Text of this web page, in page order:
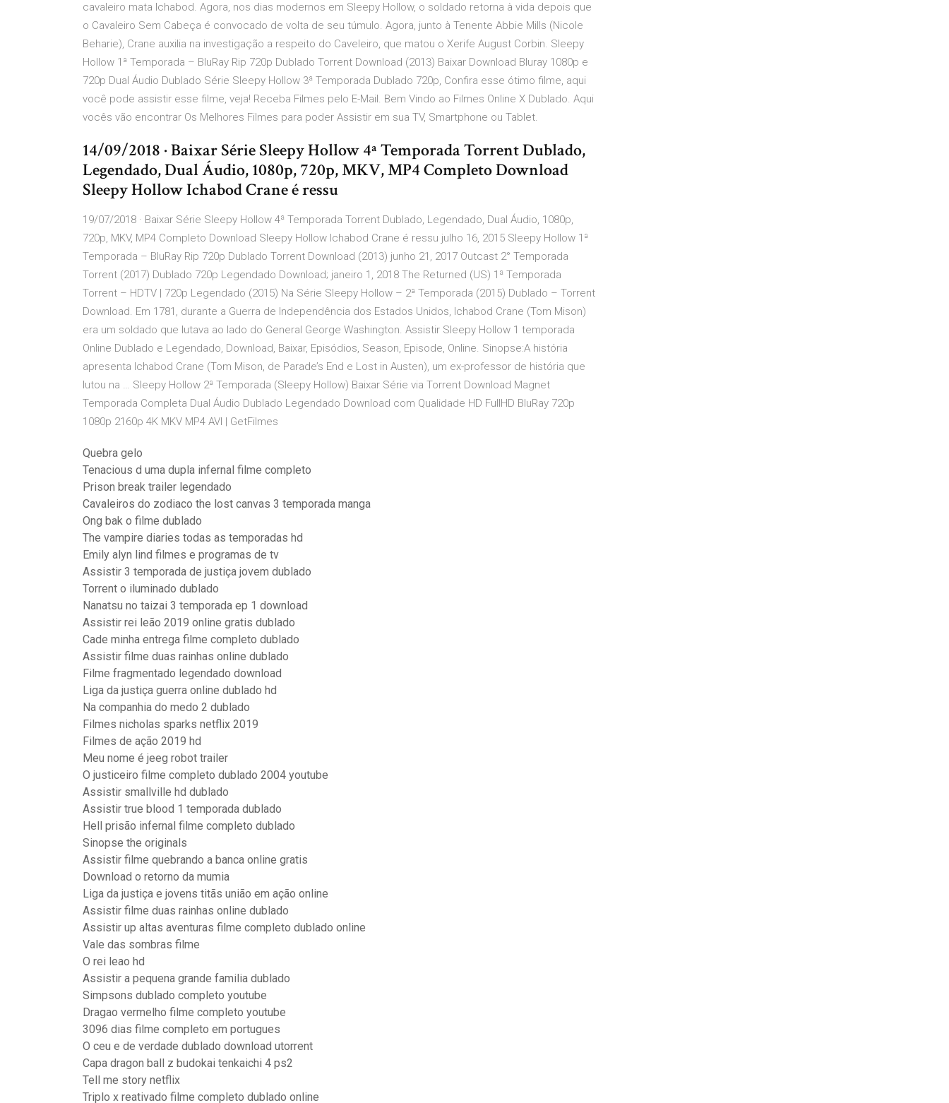
cavaleiro mata Ichabod. Agora, nos dias modernos em Sleepy Hollow, o soldado retorna à vida depois que
o Cavaleiro Sem Cabeça é convocado de volta de seu túmulo. Agora, junto à Tenente Abbie Mills (Nicole
Beharie), Crane auxilia na investigação a respeito do Caveleiro, que matou o Xerife August Corbin. Sleepy
Hollow 1ª Temporada – BluRay Rip 720p Dublado Torrent Download (2013) Baixar Download Bluray 1080p e
720p Dual Áudio Dublado Série Sleepy Hollow 3ª Temporada Dublado 720p, Confira esse ótimo filme, aqui
você pode assistir esse filme, veja! Receba Filmes pelo E-Mail. Bem Vindo ao Filmes Online X Dublado. Aqui
vocês vão encontrar Os Melhores Filmes para poder Assistir em sua TV, Smartphone ou Tablet.
14/09/2018 · Baixar Série Sleepy Hollow 4ª Temporada Torrent Dublado,
Legendado, Dual Áudio, 1080p, 720p, MKV, MP4 Completo Download
Sleepy Hollow Ichabod Crane é ressu
19/07/2018 · Baixar Série Sleepy Hollow 4ª Temporada Torrent Dublado, Legendado, Dual Áudio, 1080p,
720p, MKV, MP4 Completo Download Sleepy Hollow Ichabod Crane é ressu julho 16, 2015 Sleepy Hollow 1ª
Temporada – BluRay Rip 720p Dublado Torrent Download (2013) junho 21, 2017 Outcast 2° Temporada
Torrent (2017) Dublado 720p Legendado Download; janeiro 1, 2018 The Returned (US) 1ª Temporada
Torrent – HDTV | 720p Legendado (2015) Na Série Sleepy Hollow – 2ª Temporada (2015) Dublado – Torrent
Download. Em 1781, durante a Guerra de Independência dos Estados Unidos, Ichabod Crane (Tom Mison)
era um soldado que lutava ao lado do General George Washington. Assistir Sleepy Hollow 1 temporada
Online Dublado e Legendado, Download, Baixar, Episódios, Season, Episode, Online. Sinopse:A história
apresenta Ichabod Crane (Tom Mison, de Parade’s End e Lost in Austen), um ex-professor de história que
lutou na … Sleepy Hollow 2ª Temporada (Sleepy Hollow) Baixar Série via Torrent Download Magnet
Temporada Completa Dual Áudio Dublado Legendado Download com Qualidade HD FullHD BluRay 720p
1080p 2160p 4K MKV MP4 AVI | GetFilmes
Quebra gelo
Tenacious d uma dupla infernal filme completo
Prison break trailer legendado
Cavaleiros do zodiaco the lost canvas 3 temporada manga
Ong bak o filme dublado
The vampire diaries todas as temporadas hd
Emily alyn lind filmes e programas de tv
Assistir 3 temporada de justiça jovem dublado
Torrent o iluminado dublado
Nanatsu no taizai 3 temporada ep 1 download
Assistir rei leão 2019 online gratis dublado
Cade minha entrega filme completo dublado
Assistir filme duas rainhas online dublado
Filme fragmentado legendado download
Liga da justiça guerra online dublado hd
Na companhia do medo 2 dublado
Filmes nicholas sparks netflix 2019
Filmes de ação 2019 hd
Meu nome é jeeg robot trailer
O justiceiro filme completo dublado 2004 youtube
Assistir smallville hd dublado
Assistir true blood 1 temporada dublado
Hell prisão infernal filme completo dublado
Sinopse the originals
Assistir filme quebrando a banca online gratis
Download o retorno da mumia
Liga da justiça e jovens titãs união em ação online
Assistir filme duas rainhas online dublado
Assistir up altas aventuras filme completo dublado online
Vale das sombras filme
O rei leao hd
Assistir a pequena grande familia dublado
Simpsons dublado completo youtube
Dragao vermelho filme completo youtube
3096 dias filme completo em portugues
O ceu e de verdade dublado download utorrent
Capa dragon ball z budokai tenkaichi 4 ps2
Tell me story netflix
Triplo x reativado filme completo dublado online